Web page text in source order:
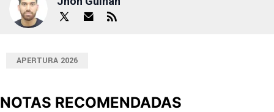
APERTURA 2026
NOTAS RECOMENDADAS